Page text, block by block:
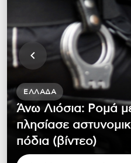
ΕΛΛΆΔΑ
Άνω Λιόσια: Ρομά
πλησίασε
πόδια (βίντεο)